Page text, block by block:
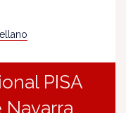
PISA
Navarra